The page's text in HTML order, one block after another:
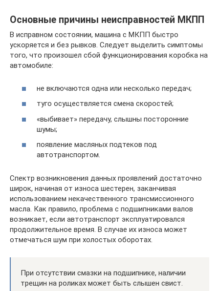
Основные причины неисправностей МКПП
В исправном состоянии, машина с МКПП быстро
ускоряется и без рывков. Следует выделить симптомы
того, что произошел сбой функционирования коробка на
автомобиле:
не включаются одна или несколько передач;
туго осуществляется смена скоростей;
«выбивает» передачу, слышны посторонние
шумы;
появление масляных подтеков под
автотранспортом.
Спектр возникновения данных проявлений достаточно
широк, начиная от износа шестерен, заканчивая
использованием некачественного трансмиссионного
масла. Как правило, проблема с подшипниками валов
возникает, если автотранспорт эксплуатировался
продолжительное время. В случае их износа может
отмечаться шум при холостых оборотах.
При отсутствии смазки на подшипнике, наличии
трещин на роликах может быть слышен свист.